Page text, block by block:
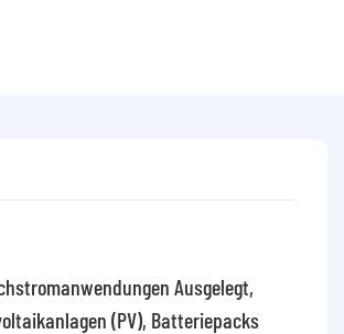
Ausgelegt,
(PV), Batteriepacks